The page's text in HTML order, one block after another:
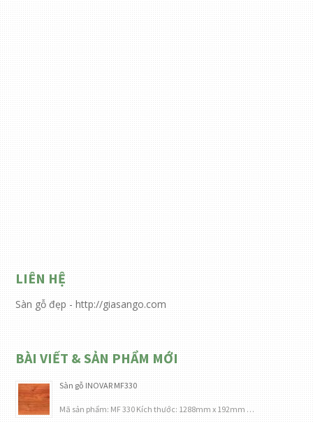
LIÊN HỆ
Sàn gỗ đẹp - http://giasango.com
BÀI VIẾT & SẢN PHẨM MỚI
Sàn gỗ INOVAR MF330
Mã sản phẩm: MF 330 Kích thước: 1288mm x 192mm …